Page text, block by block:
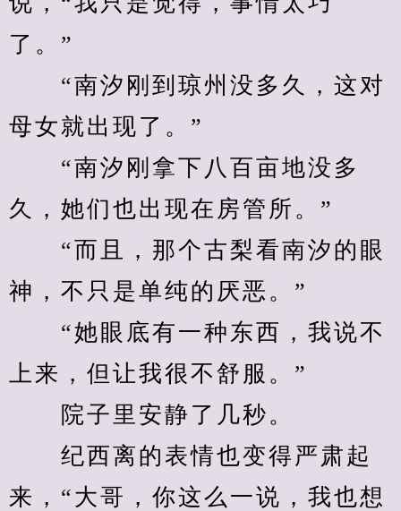
了。”
“南汐刚到琼州没多久，这对
母女就出现了。”
“南汐刚拿下八百亩地没多
久，她们也出现在房管所。”
“而且，那个古梨看南汐的眼
神，不只是单纯的厌恶。”
“她眼底有一种东西，我说不
上来，但让我很不舒服。”
院子里安静了几秒。
纪西离的表情也变得严肃起
来，“大哥，你这么一说，我也想